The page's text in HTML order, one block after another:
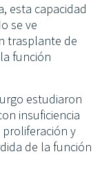
esta capacidad
se ve
trasplante de
función
estudiaron
insuficiencia
proliferación y
de la función